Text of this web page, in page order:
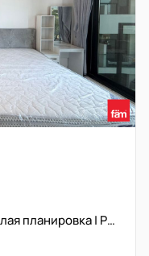
Полностью меблирована | Светлая планировка | PHPP передаваемый